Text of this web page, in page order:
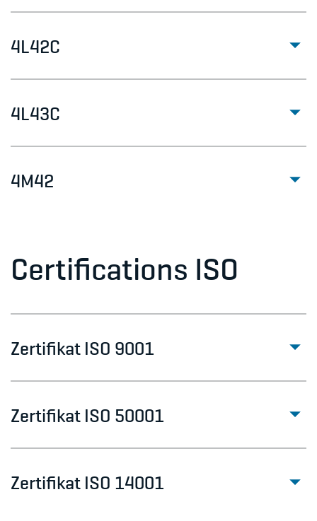
4L42C
4L43C
4M42
Certifications ISO
Zertifikat ISO 9001
Zertifikat ISO 50001
Zertifikat ISO 14001